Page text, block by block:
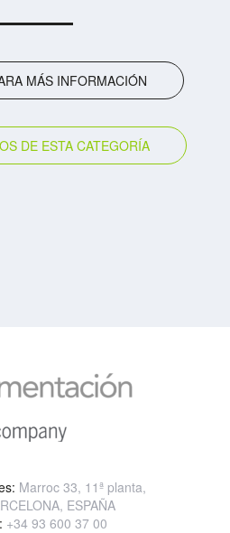
MÁS INFORMACIÓN
DE ESTA CATEGORÍA
Marroc 33, 11ª planta,
ESPAÑA
+34 93 600 37 00